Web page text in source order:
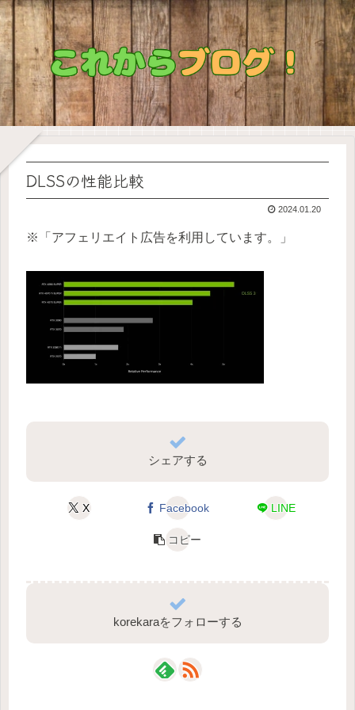
DLSSの性能比較
2024.01.20
※「アフェリエイト広告を利用しています。」
シェアする
X Facebook LINE
コピー
korekaraをフォローする